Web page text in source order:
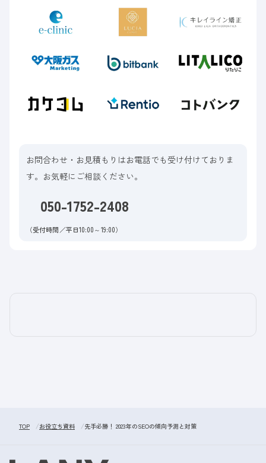
お問合わせ・お見積もりはお電話でも受け付けておりま
す。お気軽にご相談ください。
050-1752-2408
（受付時間／平日10:00～19:00）
TOP お役立ち資料 先手必勝！ 2023年のSEOの傾向予測と対策